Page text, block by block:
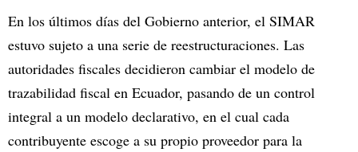
En los últimos días del Gobierno anterior, el SIMAR
estuvo sujeto a una serie de reestructuraciones. Las
autoridades fiscales decidieron cambiar el modelo de
trazabilidad fiscal en Ecuador, pasando de un control
integral a un modelo declarativo, en el cual cada
contribuyente escoge a su propio proveedor para la